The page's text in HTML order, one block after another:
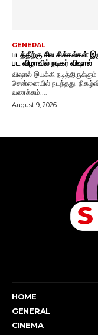
GENERAL
படத்திற்கு சில சிக்கல்கள்
பட விழாவில் நடிகர் விஷால்
விஷால் இயக்கி
சென்னையில் நடந்தது. நிகழ்வில் நடிகர் விஷால் பேசியதாவது, "அனைவருக்கும்
வணக்கம்....
August 9, 2026
HOME
GENERAL
CINEMA